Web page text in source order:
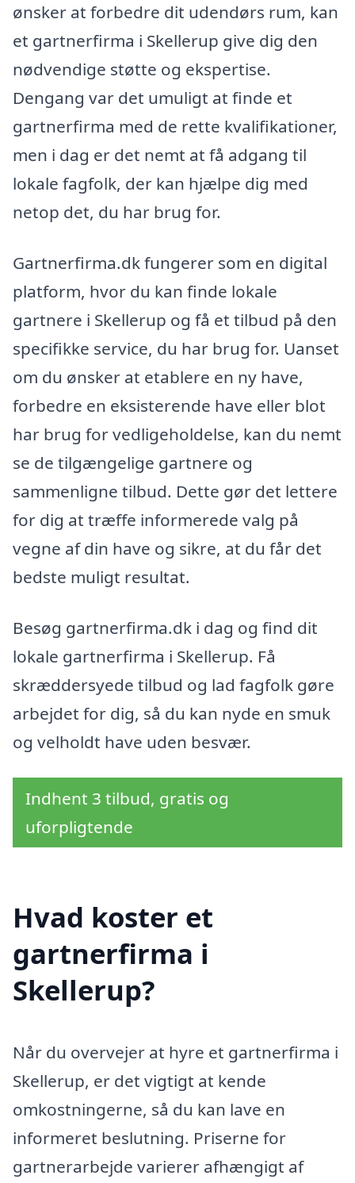
ønsker at forbedre dit udendørs rum, kan
et gartnerfirma i Skellerup give dig den
nødvendige støtte og ekspertise.
Dengang var det umuligt at finde et
gartnerfirma med de rette kvalifikationer,
men i dag er det nemt at få adgang til
lokale fagfolk, der kan hjælpe dig med
netop det, du har brug for.
Gartnerfirma.dk fungerer som en digital
platform, hvor du kan finde lokale
gartnere i Skellerup og få et tilbud på den
specifikke service, du har brug for. Uanset
om du ønsker at etablere en ny have,
forbedre en eksisterende have eller blot
har brug for vedligeholdelse, kan du nemt
se de tilgængelige gartnere og
sammenligne tilbud. Dette gør det lettere
for dig at træffe informerede valg på
vegne af din have og sikre, at du får det
bedste muligt resultat.
Besøg gartnerfirma.dk i dag og find dit
lokale gartnerfirma i Skellerup. Få
skræddersyede tilbud og lad fagfolk gøre
arbejdet for dig, så du kan nyde en smuk
og velholdt have uden besvær.
Indhent 3 tilbud, gratis og
uforpligtende
Hvad koster et
gartnerfirma i
Skellerup?
Når du overvejer at hyre et gartnerfirma i
Skellerup, er det vigtigt at kende
omkostningerne, så du kan lave en
informeret beslutning. Priserne for
gartnerarbejde varierer afhængigt af